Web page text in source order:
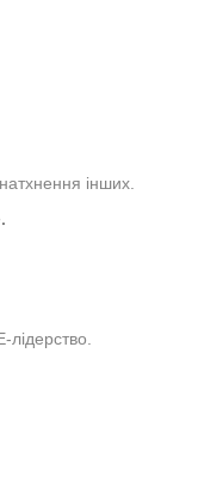
інших.
лідерство.